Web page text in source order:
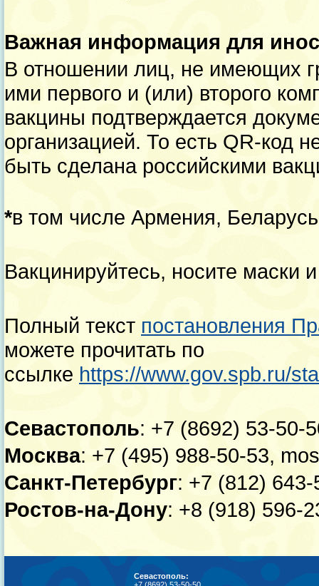
Важная информация для
В отношении лиц, не имеющих
ими первого и (или) второго
вакцины подтверждается
организацией. То есть QR-код
быть сделана российскими
*в том числе Армения,
Вакцинируйтесь, носите маски
Полный текст постановления
можете прочитать по
ссылке https://www.gov.spb.ru/
Севастополь: +7 (8692) 53-50-
Москва: +7 (495) 988-50-53,
Санкт-Петербург: +7 (812)
Ростов-на-Дону: +8 (918) 596-
Севастополь: